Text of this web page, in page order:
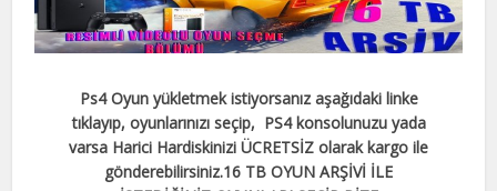
Ps4 Oyun yükletmek istiyorsanız aşağıdaki linke
tıklayıp, oyunlarınızı seçip, PS4 konsolunuzu yada
varsa Harici Hardiskinizi ÜCRETSİZ olarak kargo ile
gönderebilirsiniz.16 TB OYUN ARŞİVİ İLE